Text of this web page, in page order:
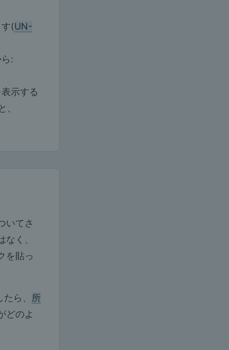
(UN-
:
示する
、
いてさ
く、
を貼っ
ら、 所
どのよ